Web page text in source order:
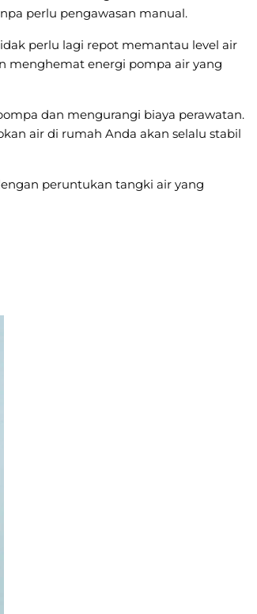
perlu pengawasan manual.
perlu lagi repot memantau level air
menghemat energi pompa air yang
dan mengurangi biaya perawatan.
air di rumah Anda akan selalu stabil
peruntukan tangki air yang